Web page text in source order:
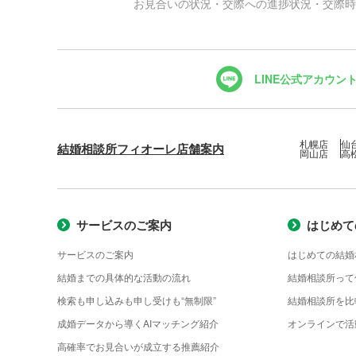
LINE公式アカウン
結婚相談所フィオーレ店舗案内 札幌店 仙
岡山店 高
サービスのご案内
サービスのご案内
結婚までの具体的な活動の流れ
検索も申し込みも申し受けも“無制限”
成婚データから導くAIマッチング紹介
高確率でお見合いが成立する推薦紹介
はじめ
はじめての結
結婚相談所っ
結婚相談所を
オンラインで